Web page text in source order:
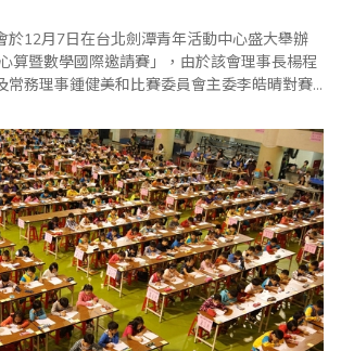
於12月7日在台北劍潭青年活動中心盛大舉辦
算暨數學國際邀請賽」，由於該會理事長楊程
常務理事鍾健美和比賽委員會主委李皓晴對賽
決。比賽中有緊張刺激的【唸心算比賽】，一
辦此項目，因選手須備..